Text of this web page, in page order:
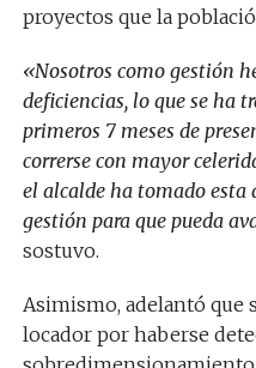
proyectos que la
«Nosotros como gestión
deficiencias, lo que se ha
primeros 7 meses de
correrse con mayor
el alcalde ha tomado esta
gestión para que pueda
sostuvo.
Asimismo, adelantó que
locador por haberse